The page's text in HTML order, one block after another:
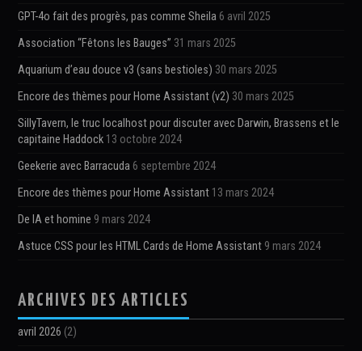
GPT-4o fait des progrès, pas comme Sheila 6 avril 2025
Association “Fêtons les Bauges” 31 mars 2025
Aquarium d’eau douce v3 (sans bestioles) 30 mars 2025
Encore des thèmes pour Home Assistant (v2) 30 mars 2025
SillyTavern, le truc localhost pour discuter avec Darwin, Brassens et le
capitaine Haddock 13 octobre 2024
Geekerie avec Barracuda 6 septembre 2024
Encore des thèmes pour Home Assistant 13 mars 2024
De IA et homine 9 mars 2024
Astuce CSS pour les HTML Cards de Home Assistant 9 mars 2024
ARCHIVES DES ARTICLES
avril 2026 (2)